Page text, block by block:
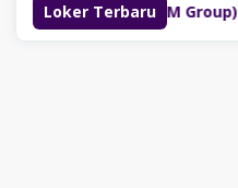
Loker Terbaru
(SM Group)